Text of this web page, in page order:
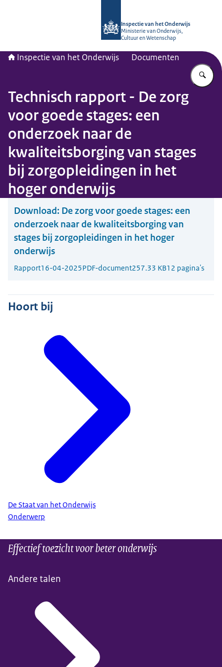
Inspectie van het Onderwijs
Ministerie van Onderwijs,
Cultuur en Wetenschap
Inspectie van het Onderwijs Documenten
Technisch rapport - De zorg
voor goede stages: een
onderzoek naar de
kwaliteitsborging van stages
bij zorgopleidingen in het
hoger onderwijs
Download: De zorg voor goede stages: een
onderzoek naar de kwaliteitsborging van
stages bij zorgopleidingen in het hoger
onderwijs
Rapport16-04-2025PDF-document257.33 KB12 pagina's
Hoort bij
De Staat van het Onderwijs
Onderwerp
Effectief toezicht voor beter onderwijs
Andere talen